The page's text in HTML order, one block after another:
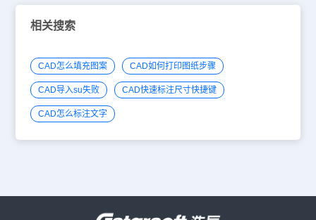
相关搜索
CAD怎么填充图案 CAD如何打印图纸步骤
CAD导入su失败 CAD快速标注尺寸快捷键
CAD怎么标注文字